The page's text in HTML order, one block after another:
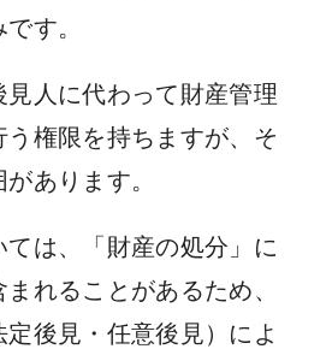
す。
人に代わって財産管理
権限を持ちますが、そ
あります。
は、「財産の処分」に
れることがあるため、
後見・任意後見）によ